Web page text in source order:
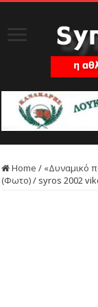
Home / «Δυναμικό
(Φωτο)/ syros 2002